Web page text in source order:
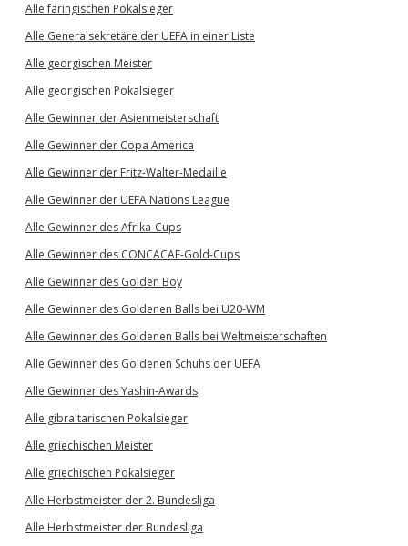
Alle färingischen Pokalsieger
Alle Generalsekretäre der UEFA in einer Liste
Alle georgischen Meister
Alle georgischen Pokalsieger
Alle Gewinner der Asienmeisterschaft
Alle Gewinner der Copa America
Alle Gewinner der Fritz-Walter-Medaille
Alle Gewinner der UEFA Nations League
Alle Gewinner des Afrika-Cups
Alle Gewinner des CONCACAF-Gold-Cups
Alle Gewinner des Golden Boy
Alle Gewinner des Goldenen Balls bei U20-WM
Alle Gewinner des Goldenen Balls bei Weltmeisterschaften
Alle Gewinner des Goldenen Schuhs der UEFA
Alle Gewinner des Yashin-Awards
Alle gibraltarischen Pokalsieger
Alle griechischen Meister
Alle griechischen Pokalsieger
Alle Herbstmeister der 2. Bundesliga
Alle Herbstmeister der Bundesliga